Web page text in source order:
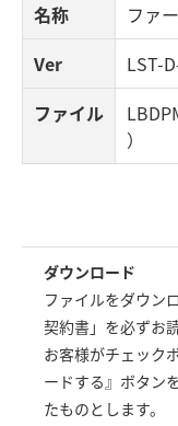
名称
ファ
Ver
LST-
ファイル
）
ダウンロード
ファイルをダウン
契約書」を必ずお
お客様がチェック
ードする』ボタン
たものとします。